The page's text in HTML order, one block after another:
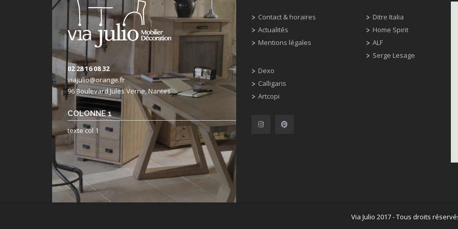
02 28 16 08 32
viajulio@orange.fr
96 Boulevard Jules Verne, Nantes
COLONNE 1
texte col 1
Contact & horaires
Actualités
Mentions légales
Dexo
Calligaris
Artcopi
Ditre Italia
Home Spirit
ALF
Serge Lesage
Via Julio 2017 - Tous droits